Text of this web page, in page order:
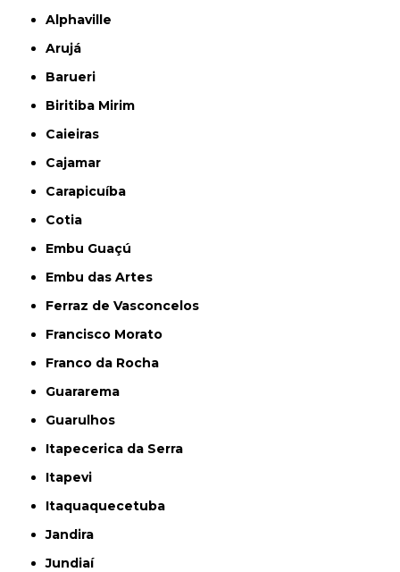
Alphaville
Arujá
Barueri
Biritiba Mirim
Caieiras
Cajamar
Carapicuíba
Cotia
Embu Guaçú
Embu das Artes
Ferraz de Vasconcelos
Francisco Morato
Franco da Rocha
Guararema
Guarulhos
Itapecerica da Serra
Itapevi
Itaquaquecetuba
Jandira
Jundiaí